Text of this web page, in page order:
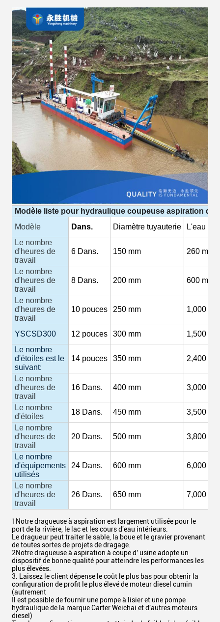
Modèle liste pour hydraulique coupeuse aspiration
Modèle
Dans. Diamètre tuyauterie L'eau
Le nombre
d'heures de
travail
6 Dans. 150 mm 260 m3/h
Le nombre
d'heures de
travail
8 Dans. 200 mm 600 m3/h
Le nombre
d'heures de
travail
10 pouces 250 mm 1,000
YSCSD300 12 pouces 300 mm 1,500
Le nombre
d'étoiles est le
suivant:
14 pouces 350 mm 2,400
Le nombre
d'heures de
travail
16 Dans. 400 mm 3,000
Le nombre
d'étoiles
18 Dans. 450 mm 3,500
Le nombre
d'heures de
travail
20 Dans. 500 mm 3,800
Le nombre
d'équipements
utilisés
24 Dans. 600 mm 6,000
Le nombre
d'heures de
travail
26 Dans. 650 mm 7,000
1Notre dragueuse à aspiration est largement utilisée pour le
port de la rivière, le lac et les cours d'eau intérieurs.
Le dragueur peut traiter le sable, la boue et le gravier provenant
de toutes sortes de projets de dragage.
2Notre dragueuse à aspiration à coupe d' usine adopte un
dispositif de bonne qualité pour atteindre les performances les
plus élevées.
3. Laissez le client dépense le coût le plus bas pour obtenir la
configuration de profit le plus élevé de moteur diesel cumin
(autrement
Il est possible de fournir une pompe à lisier et une pompe
hydraulique de la marque Carter Weichai et d'autres moteurs
diesel)